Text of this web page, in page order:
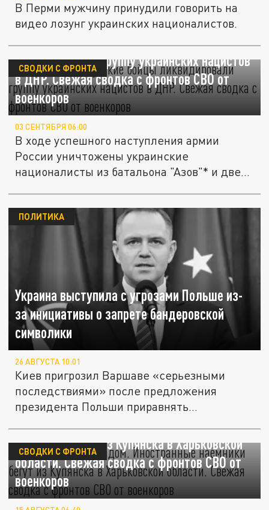
В Перми мужчину принудили говорить на
видео лозунг украинских националистов.
Конец "Азова"*. Русские бойцы
ликвидировали группу украинских нацистов
в ДНР. Свежая сводка с фронтов СВО от
военкоров
СВОДКИ С ФРОНТА
03 СЕНТЯБРЯ 06:00
В ходе успешного наступления армии
России уничтожены украинские
националисты из батальона "Азов"* и две...
Украина выступила с угрозами Польше из-
за инициативы о запрете бандеровской
символики
ПОЛИТИКА
26 АВГУСТА 10:01
Киев пригрозил Варшаве «серьезными
последствиями» после предложения
президента Польши приравнять
Пропади оно пропадом. Иностранные
наёмники бегут из Купянска в Харьковской
области. Свежая сводка с фронтов СВО от
военкоров
СВОДКИ С ФРОНТА